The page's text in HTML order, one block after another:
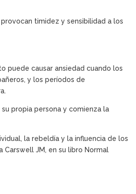
timidez y sensibilidad a los
puede causar ansiedad cuando los
y los períodos de
propia persona y comienza la
la rebeldía y la influencia de los
Carswell JM, en su libro Normal